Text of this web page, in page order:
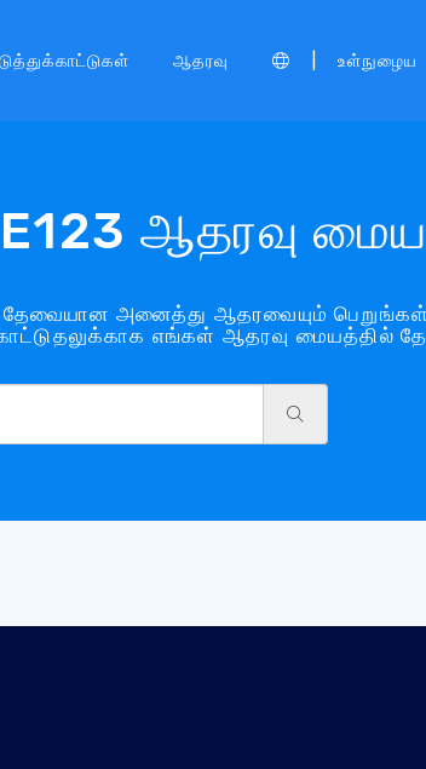
ஆதரவு உள்நுழைய
ஆதரவு
அனைத்து ஆதரவையும் பெறுங்கள்.
எங்கள் ஆதரவு மையத்தில்